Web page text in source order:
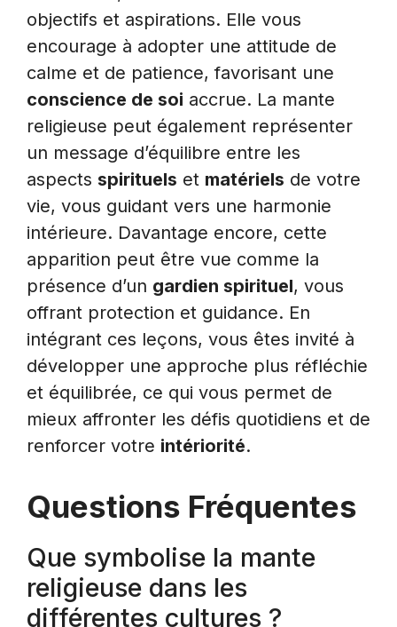
objectifs et aspirations. Elle vous
encourage à adopter une attitude de
calme et de patience, favorisant une
conscience de soi accrue. La mante
religieuse peut également représenter
un message d’équilibre entre les
aspects spirituels et matériels de votre
vie, vous guidant vers une harmonie
intérieure. Davantage encore, cette
apparition peut être vue comme la
présence d’un gardien spirituel, vous
offrant protection et guidance. En
intégrant ces leçons, vous êtes invité à
développer une approche plus réfléchie
et équilibrée, ce qui vous permet de
mieux affronter les défis quotidiens et de
renforcer votre intériorité.
Questions Fréquentes
Que symbolise la mante
religieuse dans les
différentes cultures ?